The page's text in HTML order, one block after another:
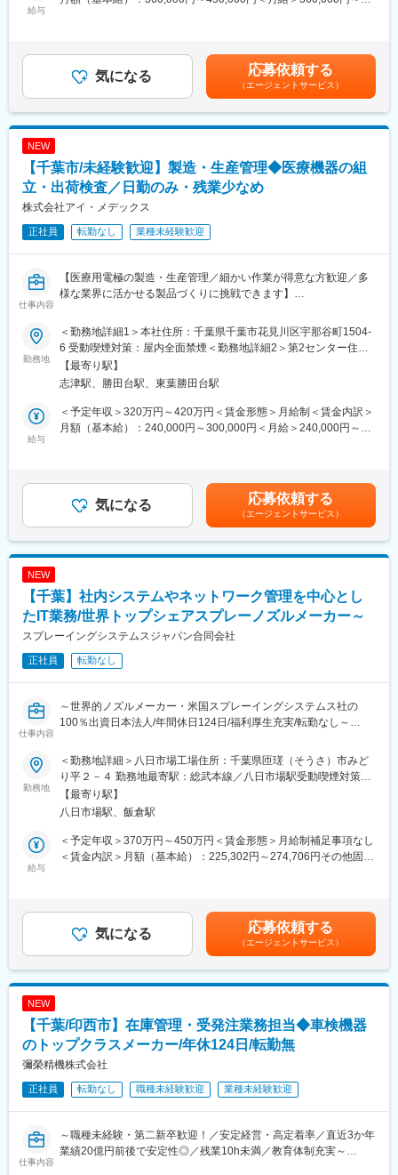
気設計・営業とチームを組み、企画・構想から完成まで一貫して
に基づき、装置全体の機構、レイアウト、主要部品の選定を行う
・詳細設計／図面作成：3D CADまたは2D CADを使用し、部品
図、組立図作成（ご自身の得意なCADを使用可能です）
■歓迎条件：
・真空プロセス関連装置の設計経験：半導体、FPD、またはその
他産業分野におけるプラズマCVD装置、スパッタリング装置、蒸
構の設計や、クリーンルーム対応装置の設計経験
・半導体／FPD製造装置の経験：半導体またはFPD分野の製造装
変更の範囲：会社の指示する業務
給与
円～600000円／管理監督者手当：一律5万円（管理監督者の為残
業手当なし）■賞与：年2回（昨年実績：4カ月（夏冬））■昇給：
年1回（4月）賃金はあくまでも目安の金額であり、選考を通じて
上下する可能性があります。月給(月額)は固定手当を含めた表記で
す。
気になる 応募依頼する
（エージェントサービス）
NEW
【千葉市/未経験歓迎】製造・生産管理◆医療機器の組
立・出荷検査／日勤のみ・残業少なめ
株式会社アイ・メデックス
正社員 転勤なし 業種未経験歓迎
仕事内容
【医療用電極の製造・生産管理／細かい作業が得意な方歓迎／多
様な業界に活かせる製品づくりに挑戦できます】
■業務概要
当社の製造・生産管理部門にて、医療や介護、スポーツ分野など
で使用される電極製品の製造業務または生産管理業務を担当いた
だきます。主に、電極の組み立てや出荷前検査、部品の管理や人
員の調整など、ものづくりに関わる幅広い業務をお任せします。
■業務詳細
製造：エアコン完備の快適な環境で、電極の組み立てや細かな部
整、納期管理、完成品の出荷検査を担当します。
どちらも、品質を守りつつ効率的な生産体制づくりに貢献してい
ただきます。現場ではチームで連携しながら、協力会社や販売
当社製品は、脳波・心電・筋電・腸電など多様な測定用電極やパ
ッドです。オーダーメイド対応も多く、医療業界にとどまらず、
宇宙や酪農など幅広い分野で利用されています。
■組織構成
ています。
ものづくりの面白さを感じられ、現場から開発や新製品の提案に
も関わるチャンスがあります。医療ドラマなどへの製品採用実績
もあり、社会貢献度の高さも魅力です。
■教育体制
OJT形式で3ヶ月間、基礎からしっかり学べる研修を実施していま
す。未経験からでも着実に成長できる環境です。
働きやすさを重視し、業務量に応じて負担調整も行います。
製造・生産管理のスキルを磨きながら、将来的には開発部門や新
■企業の特徴/魅力
スピーディな製品開発力と幅広い業界への展開力が強み。お客様
の声を反映したオーダーメイド製品づくりで成長を続けていま
変更の範囲：会社の定める業務
勤務地
＜勤務地詳細1＞本社住所：千葉県千葉市花見川区宇那谷町1504-
6 受動喫煙対策：屋内全面禁煙＜勤務地詳細2＞第2センター住
所：千葉県千葉市花見川区宇那谷町1500-1 受動喫煙対策：屋内全
面禁煙変更の範囲：会社の定める事業所
【最寄り駅】
志津駅、勝田台駅、東葉勝田台駅
給与
＜予定年収＞320万円～420万円＜賃金形態＞月給制＜賃金内訳＞
月額（基本給）：240,000円～300,000円＜月給＞240,000円～
気になる 応募依頼する
（エージェントサービス）
NEW
【千葉】社内システムやネットワーク管理を中心とし
たIT業務/世界トップシェアスプレーノズルメーカー～
スプレーイングシステムスジャパン合同会社
正社員 転勤なし
仕事内容
～世界的ノズルメーカー・米国スプレーイングシステムス社の
100％出資日本法人/年間休日124日/福利厚生充実/転勤なし～
★社内ITの安定稼働を土台に、ユーザー視点での改善を積み重ね
ていくポジションです。Microsoft 365を中心に、社内システム・
ネットワーク・仮想基盤まで横断的に関わり、運用を「回す」だ
けでなく、より良く整えていく役割を担います。
■業務内容：
同社の千葉工場にて社内ITの安定運用と利便性向上を目的に、ユ
ーザー対応から基盤運用までを一貫して担当します。
ティング、改善、および新機能の開発
・ユーザーからの技術的なサポート要求に迅速かつ効果的に対応
し、システムの円滑な運用を確保
ークの監視・設定変更
関係者は社内ユーザーやIT部門メンバーが中心で、相手の状況を
丁寧に把握しながら合意形成を行う姿勢が求められます。将来的
には、定型業務の自動化や可視化など、運用改善をリードする役
■業務の魅力
・ユーザーに近い立場でIT運用を行い、改善の手応えを実感
勤務地
＜勤務地詳細＞八日市場工場住所：千葉県匝瑳（そうさ）市みど
り平２－４ 勤務地最寄駅：総武本線／八日市場駅受動喫煙対策：
敷地内喫煙可能場所あり変更の範囲：会社の定める事業所
【最寄り駅】
八日市場駅、飯倉駅
給与
＜予定年収＞370万円～450万円＜賃金形態＞月給制補足事項なし
＜賃金内訳＞月額（基本給）：225,302円～274,706円その他固定
可能性があります。月給(月額)は固定手当を含めた表記です。
気になる 応募依頼する
（エージェントサービス）
NEW
【千葉/印西市】在庫管理・受発注業務担当◆車検機器
のトップクラスメーカー/年休124日/転勤無
彌榮精機株式会社
正社員 転勤なし 職種未経験歓迎 業種未経験歓迎
仕事内容
～職種未経験・第二新卒歓迎！／安定経営・高定着率／直近3か年
業績20億円前後で安定性◎／残業10h未満／教育体制充実～